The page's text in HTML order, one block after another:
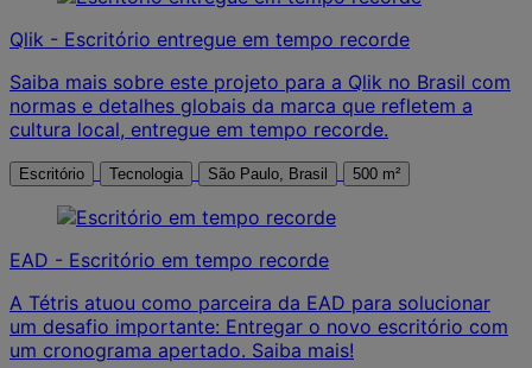
Qlik - Escritório entregue em tempo recorde
Saiba mais sobre este projeto para a Qlik no Brasil com
normas e detalhes globais da marca que refletem a
cultura local, entregue em tempo recorde.
Escritório Tecnologia São Paulo, Brasil 500 m²
EAD - Escritório em tempo recorde
A Tétris atuou como parceira da EAD para solucionar
um desafio importante: Entregar o novo escritório com
um cronograma apertado. Saiba mais!